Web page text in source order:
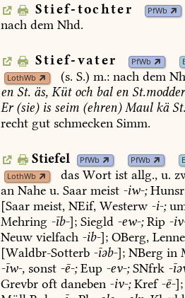
Stief-tochter PfWb
nach dem Nhd.
Stief-vater PfWb
LothWb
(s. S.) m.: nach dem
en St. äs, Kütoch balen St.modder
Er(sie)is seim (ehren)Maulkä
recht gut schmecken Simm.
Stiefel PfWb PfWb
LothWb
das Wort ist allg., u.
an Nahe u. Saar meist -iw-;Hunsr
[Saar meist, NEif, Westerw -i-;
Mehring -īb-]; Siegld -ew-;Rip -
Neuw vielfach -ib-]; OBerg,
[Waldbr-Sotterb -īəb-]; NBerg in
-īw-, sonst -ē-; Eup -ev-;SNfrk -
Grevbr oft daneben -iv-; Kref -ē-];